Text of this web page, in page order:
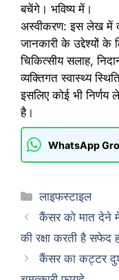
बचेंगे। भविष्य में।
अस्वीकरण: इस लेख में
जानकारी के उद्देश्यों के
चिकित्सीय सलाह,
व्यक्तिगत स्वास्थ्य
इसलिए कोई भी
है।
WhatsApp
Categories
लाइफस्टाइल
कैंसर को मात देने
की रक्षा करती है सफेद
कैंसर का कट्टर